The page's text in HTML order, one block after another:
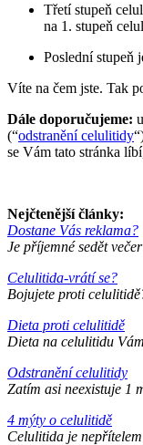
Třetí stupeň
na 1. stupeň
Poslední stupeň
Víte na čem jste. Tak
Dále doporučujeme:
(“odstranění celulitidy
se Vám tato stránka
Nejčtenější články:
Dostane Vás reklama?
Je příjemné sedět
Celulitida-vrátí se?
Bojujete proti
Dieta proti celulitidě
Dieta na celulitidu
Odstranění celulitidy
Zatím asi neexistuje 1
4 mýty o celulitidě
Celulitida je